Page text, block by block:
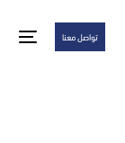
تواصل معنا